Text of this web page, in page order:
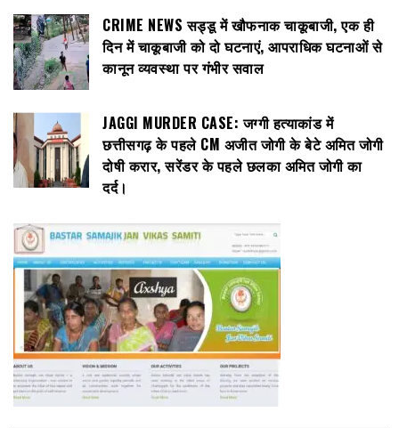
CRIME NEWS सड्डू में खौफनाक चाकूबाजी, एक ही
दिन में चाकूबाजी को दो घटनाएं, आपराधिक घटनाओं से
कानून व्यवस्था पर गंभीर सवाल
JAGGI MURDER CASE: जग्गी हत्याकांड में
छत्तीसगढ़ के पहले CM अजीत जोगी के बेटे अमित जोगी
दोषी करार, सरेंडर के पहले छलका अमित जोगी का
दर्द।